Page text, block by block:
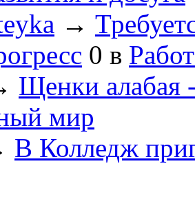
→
0 в
Щенки алабая
мир
В Колледж